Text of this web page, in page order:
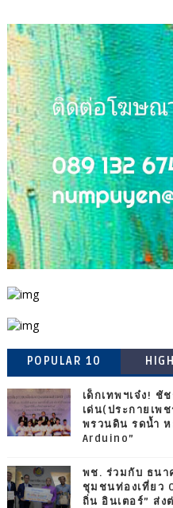
POPULAR 10
เด็กเทพฯเจ๋ง! ชั
เด่น(ประกายเพ
พรวนดิน รดน้ำ
Arduino”
พช. ร่วมกับ ธนา
ชุมชนท่องเที่ยว
ถิ่น อินเตอร์” ส่